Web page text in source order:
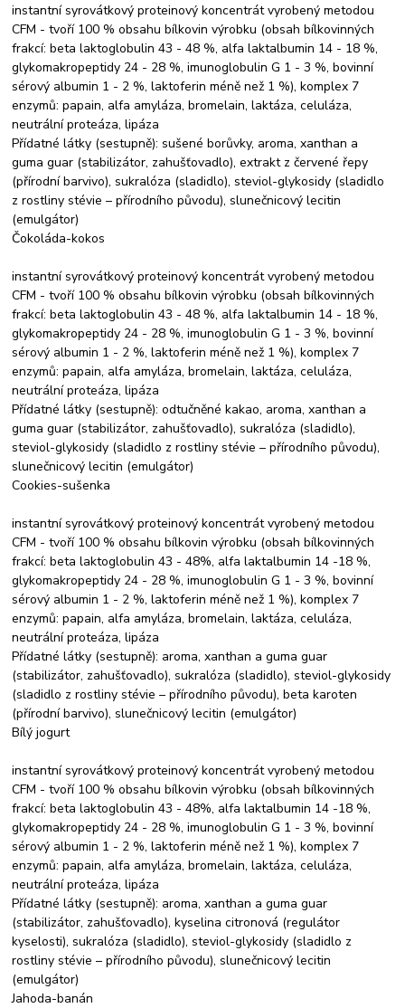
instantní syrovátkový proteinový koncentrát vyrobený metodou
CFM - tvoří 100 % obsahu bílkovin výrobku (obsah bílkovinných
frakcí: beta laktoglobulin 43 - 48 %, alfa laktalbumin 14 - 18 %,
glykomakropeptidy 24 - 28 %, imunoglobulin G 1 - 3 %, bovinní
sérový albumin 1 - 2 %, laktoferin méně než 1 %), komplex 7
enzymů: papain, alfa amyláza, bromelain, laktáza, celuláza,
neutrální proteáza, lipáza
Přídatné látky (sestupně): sušené borůvky, aroma, xanthan a
guma guar (stabilizátor, zahušťovadlo), extrakt z červené řepy
(přírodní barvivo), sukralóza (sladidlo), steviol-glykosidy (sladidlo
z rostliny stévie – přírodního původu), slunečnicový lecitin
(emulgátor)
Čokoláda-kokos
instantní syrovátkový proteinový koncentrát vyrobený metodou
CFM - tvoří 100 % obsahu bílkovin výrobku (obsah bílkovinných
frakcí: beta laktoglobulin 43 - 48 %, alfa laktalbumin 14 - 18 %,
glykomakropeptidy 24 - 28 %, imunoglobulin G 1 - 3 %, bovinní
sérový albumin 1 - 2 %, laktoferin méně než 1 %), komplex 7
enzymů: papain, alfa amyláza, bromelain, laktáza, celuláza,
neutrální proteáza, lipáza
Přídatné látky (sestupně): odtučněné kakao, aroma, xanthan a
guma guar (stabilizátor, zahušťovadlo), sukralóza (sladidlo),
steviol-glykosidy (sladidlo z rostliny stévie – přírodního původu),
slunečnicový lecitin (emulgátor)
Cookies-sušenka
instantní syrovátkový proteinový koncentrát vyrobený metodou
CFM - tvoří 100 % obsahu bílkovin výrobku (obsah bílkovinných
frakcí: beta laktoglobulin 43 - 48%, alfa laktalbumin 14 -18 %,
glykomakropeptidy 24 - 28 %, imunoglobulin G 1 - 3 %, bovinní
sérový albumin 1 - 2 %, laktoferin méně než 1 %), komplex 7
enzymů: papain, alfa amyláza, bromelain, laktáza, celuláza,
neutrální proteáza, lipáza
Přídatné látky (sestupně): aroma, xanthan a guma guar
(stabilizátor, zahušťovadlo), sukralóza (sladidlo), steviol-glykosidy
(sladidlo z rostliny stévie – přírodního původu), beta karoten
(přírodní barvivo), slunečnicový lecitin (emulgátor)
Bílý jogurt
instantní syrovátkový proteinový koncentrát vyrobený metodou
CFM - tvoří 100 % obsahu bílkovin výrobku (obsah bílkovinných
frakcí: beta laktoglobulin 43 - 48%, alfa laktalbumin 14 -18 %,
glykomakropeptidy 24 - 28 %, imunoglobulin G 1 - 3 %, bovinní
sérový albumin 1 - 2 %, laktoferin méně než 1 %), komplex 7
enzymů: papain, alfa amyláza, bromelain, laktáza, celuláza,
neutrální proteáza, lipáza
Přídatné látky (sestupně): aroma, xanthan a guma guar
(stabilizátor, zahušťovadlo), kyselina citronová (regulátor
kyselosti), sukralóza (sladidlo), steviol-glykosidy (sladidlo z
rostliny stévie – přírodního původu), slunečnicový lecitin
(emulgátor)
Jahoda-banán